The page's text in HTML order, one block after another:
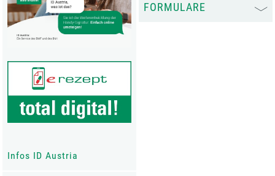
Infos ID Austria
FORMULARE